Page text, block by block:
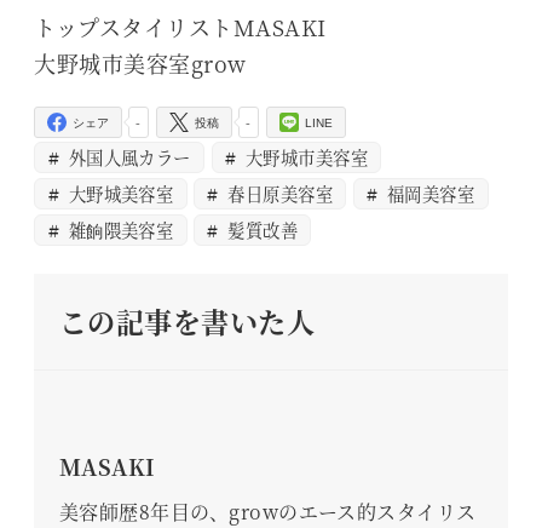
トップスタイリストMASAKI
大野城市美容室grow
-
シェア -
投稿 LINE
外国人風カラー
大野城市美容室
大野城美容室
春日原美容室
福岡美容室
雑餉隈美容室
髪質改善
この記事を書いた人
MASAKI
美容師歴8年目の、growのエース的スタイリス